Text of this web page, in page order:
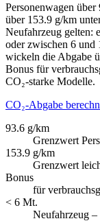
Personenwagen
über 153.9 g/km
Neufahrzeug gelten:
oder zwischen 6
wickeln die Abgabe
Bonus für
CO₂-starke Modelle.
CO₂-Abgabe
93.6 g/km
Grenzwert
153.9 g/km
Grenzwert
Bonus
für
< 6 Mt.
Neufahrzeug